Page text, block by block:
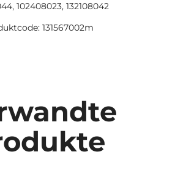
102408023, 132108042
131567002m